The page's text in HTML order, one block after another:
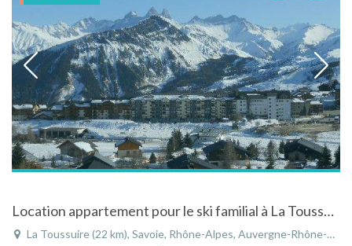
Location appartement pour le ski familial à La Toussuire - Savoie - Rhône-Alpes
La Toussuire (22 km), Savoie, Rhône-Alpes, Auvergne-Rhône-Alpes, France